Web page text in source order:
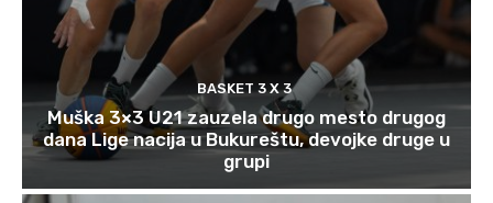
BASKET 3 X 3
Muška 3×3 U21 zauzela drugo mesto drugog
dana Lige nacija u Bukureštu, devojke druge u
grupi